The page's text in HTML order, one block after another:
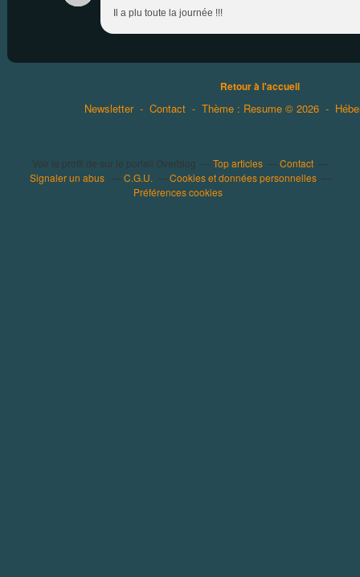
Il a plu toute la journée !!!
Retour à l'accueil
Newsletter - Contact - Thème : Resume © 2026 -
Voir le profil de sur le portail Overblog Top articles
Contact
Signaler un abus
C.G.U.
Cookies et données personnelles
Préférences cookies